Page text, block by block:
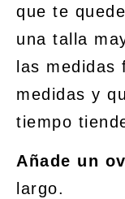
que te
una talla
las
medidas y
tiempo
Añade un
largo.